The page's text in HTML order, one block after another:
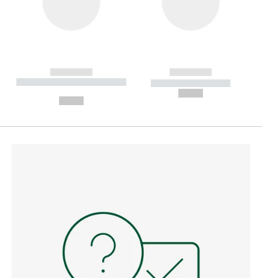
------------
----------- ----------- --------
------------
----------- -----------